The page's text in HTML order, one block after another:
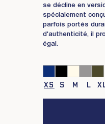
se décline en
spécialement
parfois portés
d'authenticité, il
égal.
XS S M L